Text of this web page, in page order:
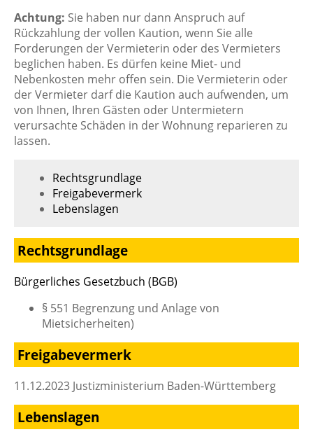
Achtung: Sie haben nur dann Anspruch auf
Rückzahlung der vollen Kaution, wenn Sie alle
Forderungen der Vermieterin oder des Vermieters
beglichen haben. Es dürfen keine Miet- und
Nebenkosten mehr offen sein. Die Vermieterin oder
der Vermieter darf die Kaution auch aufwenden, um
von Ihnen, Ihren Gästen oder Untermietern
verursachte Schäden in der Wohnung reparieren zu
lassen.
Rechtsgrundlage
Freigabevermerk
Lebenslagen
Rechtsgrundlage
Bürgerliches Gesetzbuch (BGB)
§ 551 Begrenzung und Anlage von
Mietsicherheiten)
Freigabevermerk
11.12.2023 Justizministerium Baden-Württemberg
Lebenslagen